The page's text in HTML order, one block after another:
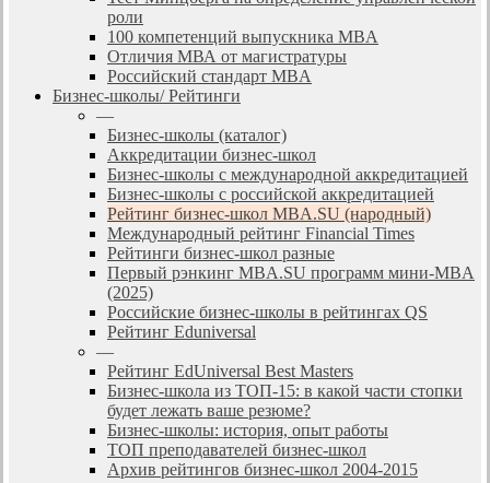
роли
100 компетенций выпускника MBA
Отличия МВА от магистратуры
Российский стандарт MBA
Бизнес-школы/ Рейтинги
—
Бизнес-школы (каталог)
Аккредитации бизнес-школ
Бизнес-школы с международной аккредитацией
Бизнес-школы с российской аккредитацией
Рейтинг бизнес-школ MBA.SU (народный)
Международный рейтинг Financial Times
Рейтинги бизнес-школ разные
Первый рэнкинг MBA.SU программ мини-MBA
(2025)
Российские бизнес-школы в рейтингах QS
Рейтинг Eduniversal
—
Рейтинг EdUniversal Best Masters
Бизнес-школа из ТОП-15: в какой части стопки
будет лежать ваше резюме?
Бизнес-школы: история, опыт работы
ТОП преподавателей бизнес-школ
Архив рейтингов бизнес-школ 2004-2015